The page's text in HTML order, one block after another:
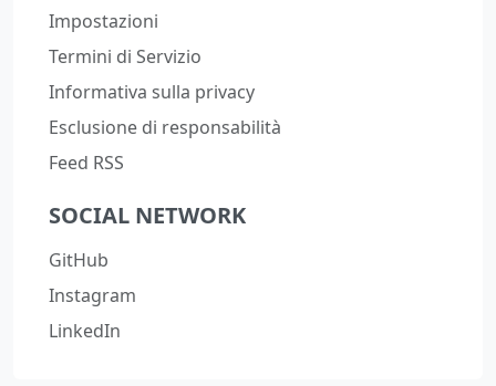
Impostazioni
Termini di Servizio
Informativa sulla privacy
Esclusione di responsabilità
Feed RSS
SOCIAL NETWORK
GitHub
Instagram
LinkedIn